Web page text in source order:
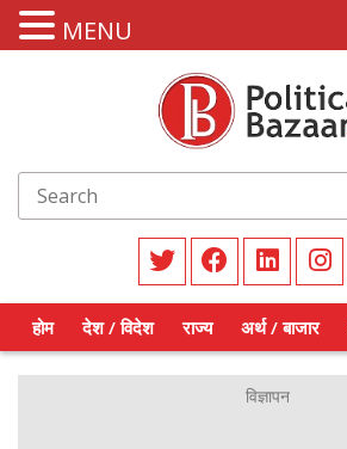
होम देश / विदेश राज्य अर्थ / बाजार
MENU